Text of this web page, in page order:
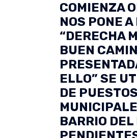
COMIENZA
NOS PONE
“DERECHA
BUEN
ELLO” SE
DE
BARRIO